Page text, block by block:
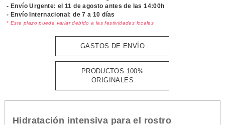
- Envío Urgente: el11 de agosto antes de las 14:00h
- Envío Internacional: de 7 a 10 días
* Este plazo puede variar debido a las festividades locales
GASTOS DE ENVÍO
PRODUCTOS 100%
ORIGINALES
Hidratación intensiva para el rostro